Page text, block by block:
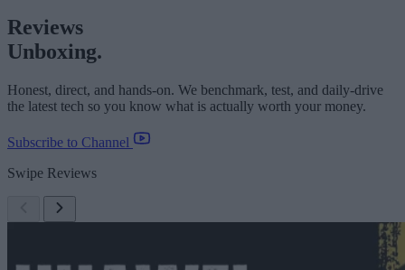
Reviews
Unboxing.
Honest, direct, and hands-on. We benchmark, test, and daily-drive
the latest tech so you know what is actually worth your money.
Subscribe to Channel
Swipe Reviews